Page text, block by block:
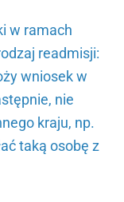
w ramach
readmisji:
wniosek w
nie
kraju, np.
taką osobę z